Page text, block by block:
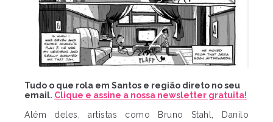
Tudo o que rola em Santos e região direto no seu
email. Clique e assine a nossa newsletter gratuita!
Além deles, artistas como Bruno Stahl, Danilo